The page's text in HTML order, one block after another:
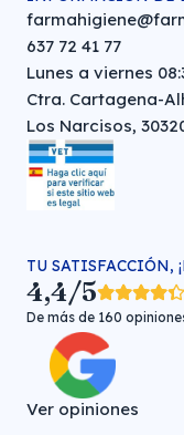
637 72 41 77
Lunes a viernes
Ctra. Cartagena-
Los Narcisos,
TU SATISFACCIÓN,
4,4/5
De más de 160
Ver opiniones